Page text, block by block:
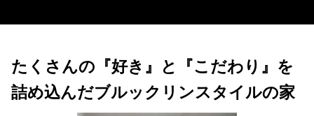
たくさんの『好き』と『こだわり』を
詰め込んだブルックリンスタイルの家